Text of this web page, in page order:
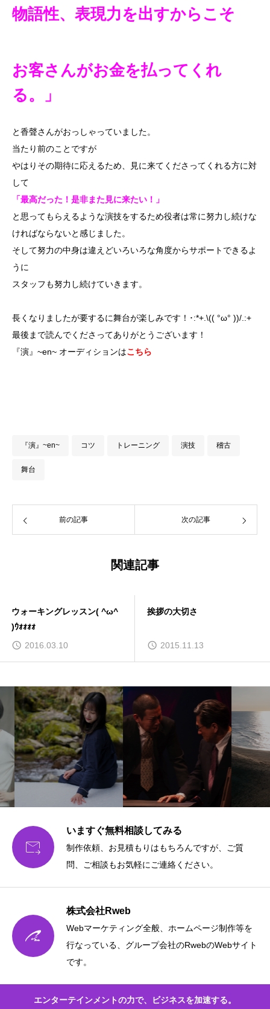
物語性、表現力を出すからこそ
お客さんがお金を払ってくれ
る。」
と香聲さんがおっしゃっていました。
当たり前のことですが
やはりその期待に応えるため、見に来てくださってくれる方に対
して
「最高だった！是非また見に来たい！」
と思ってもらえるような演技をするため役者は常に努力し続けな
ければならないと感じました。
そして努力の中身は違えどいろいろな角度からサポートできるよ
うに
スタッフも努力し続けていきます。
長くなりましたが要するに舞台が楽しみです！･:*+.\(( °ω° ))/.:+
最後まで読んでくださってありがとうございます！
『演』~en~ オーディションはこちら
『演』~en~ コツ トレーニング 演技 稽古
舞台
前の記事 次の記事
関連記事
ウォーキングレッスン( ^ω^
)ｳｫｫｫｫ
2016.03.10
挨拶の大切さ
2015.11.13

いますぐ無料相談してみる
制作依頼、お見積もりはもちろんですが、ご質
問、ご相談もお気軽にご連絡ください。
株式会社Rweb
Webマーケティング全般、ホームページ制作等を
行なっている、グループ会社のRwebのWebサイト
です。
エンターテインメントの力で、ビジネスを加速する。